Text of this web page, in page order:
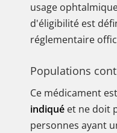
usage
d'éligibilité est
réglementaire
Populations
Ce médicament
indiqué et ne doit
personnes ayant